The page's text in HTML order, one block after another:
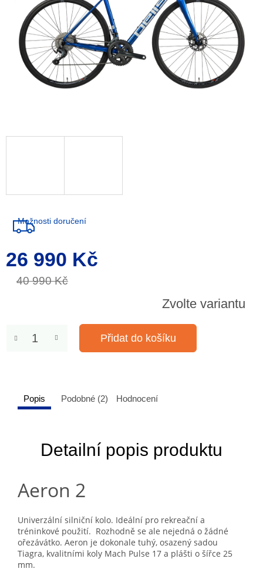
40 990 Kč
26 990 Kč
Měrná
cena:
Zvolte variantu
Možnosti doručení
Přidat do košíku
Popis Podobné (2) Hodnocení
Detailní popis produktu
Aeron 2
Univerzální silniční kolo. Ideální pro rekreační a
tréninkové použití. Rozhodně se ale nejedná o žádné
ořezávátko. Aeron je dokonale tuhý, osazený sadou
Tiagra, kvalitními koly Mach Pulse 17 a plášti o šířce 25
mm.